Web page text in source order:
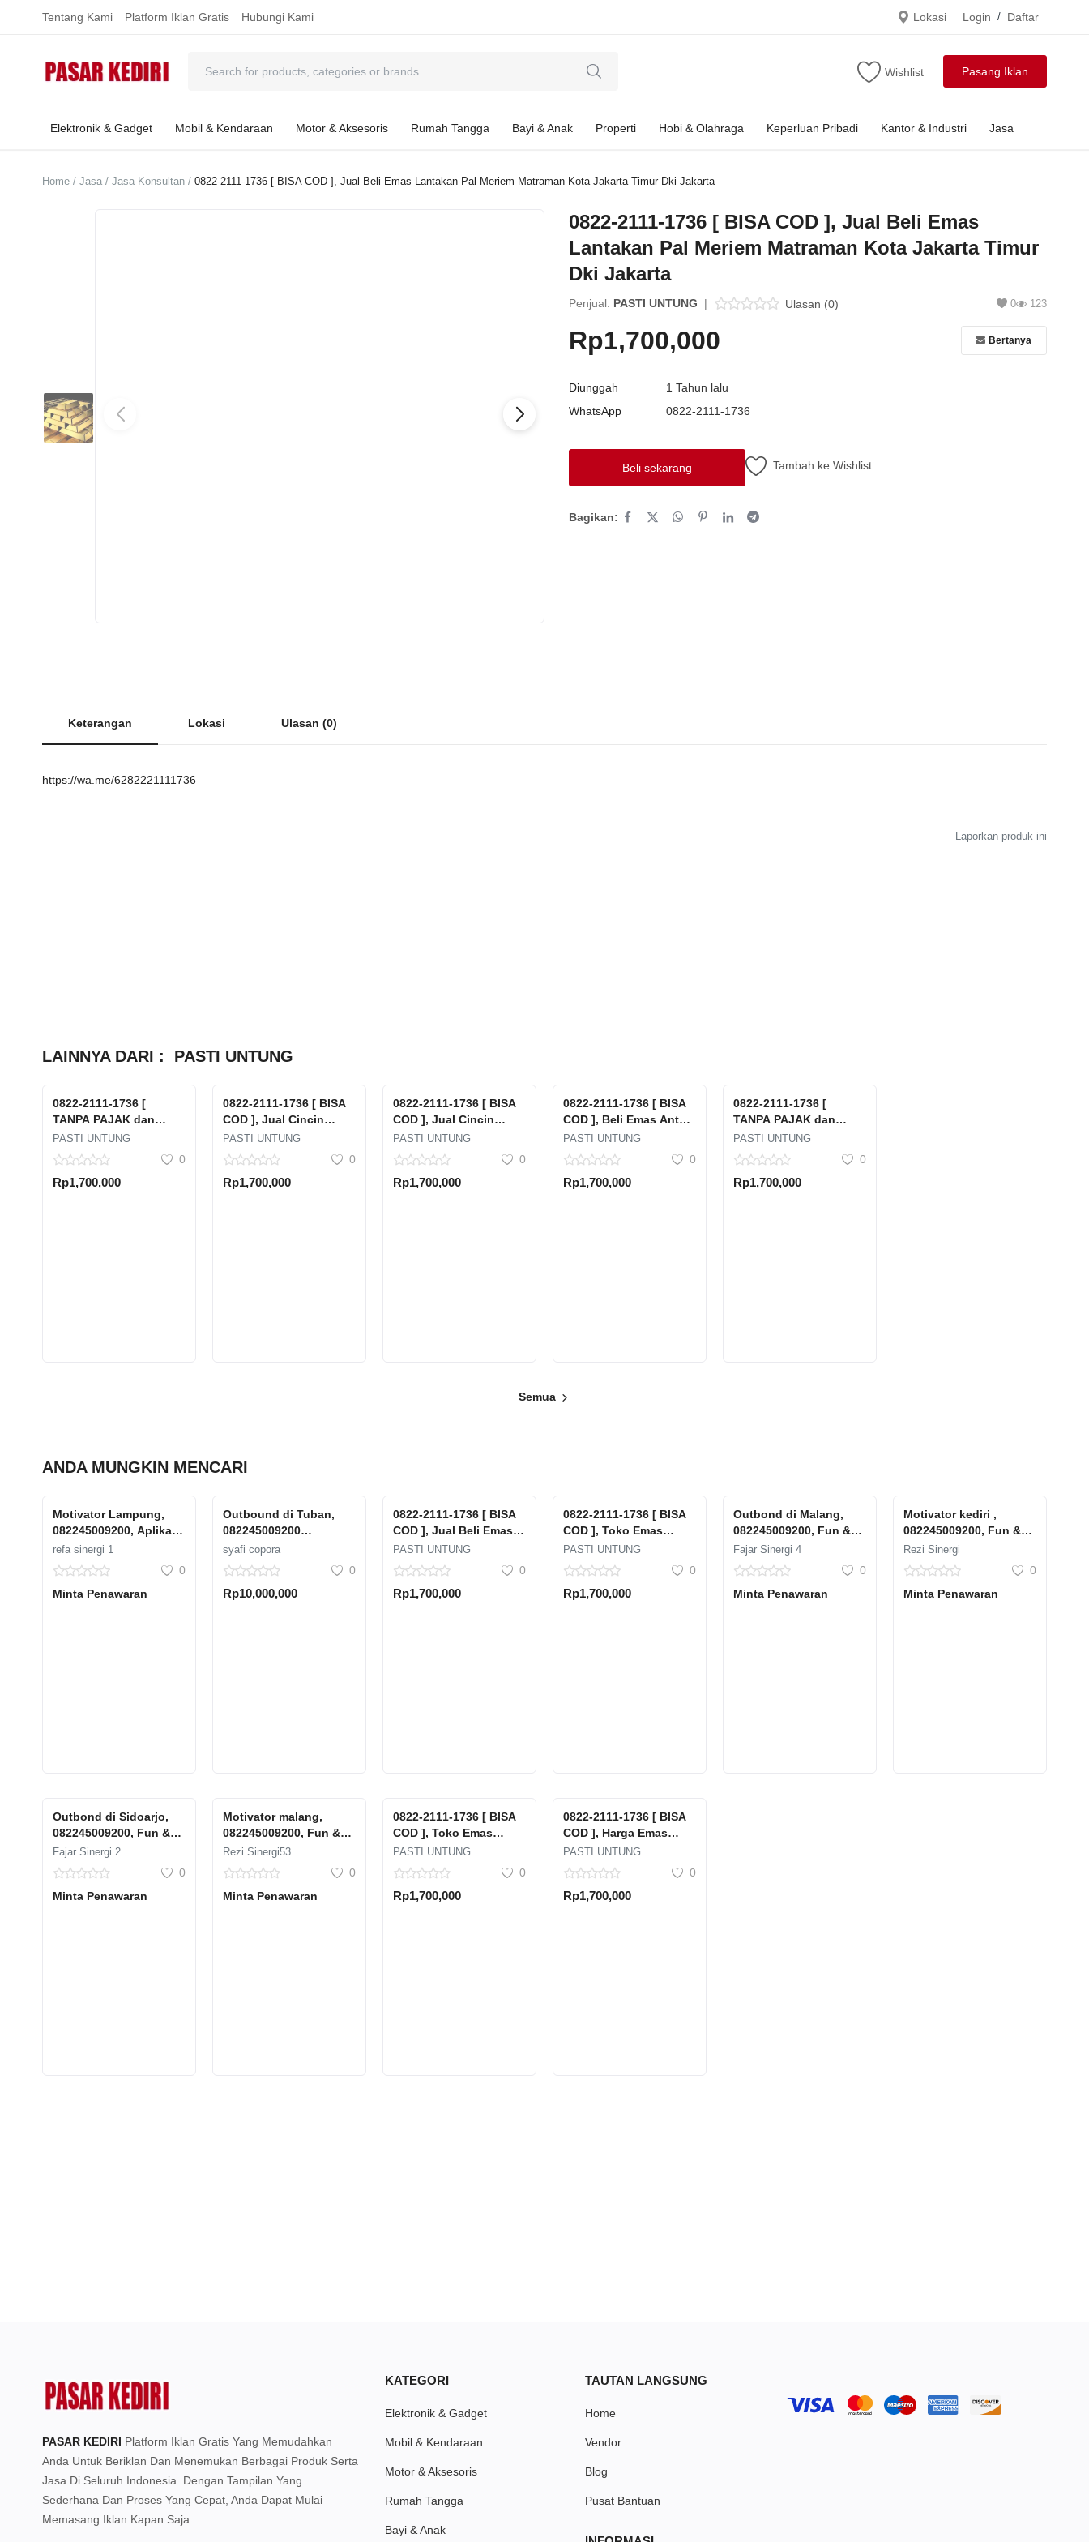
Tentang Kami Platform Iklan Gratis Hubungi Kami Lokasi Login / Daftar
Wishlist Pasang Iklan
Elektronik & Gadget Mobil & Kendaraan Motor & Aksesoris Rumah Tangga Bayi & Anak Properti Hobi & Olahraga Keperluan Pribadi Kantor & Industri Jasa
Home Jasa Jasa Konsultan 0822-2111-1736 [ BISA COD ], Jual Beli Emas Lantakan Pal Meriem Matraman Kota Jakarta Timur Dki Jakarta
0822-2111-1736 [ BISA COD ], Jual Beli Emas
Lantakan Pal Meriem Matraman Kota Jakarta Timur
Dki Jakarta
Penjual: PASTI UNTUNG | Ulasan (0) 0 123
Rp1,700,000 Bertanya
Diunggah
1 Tahun lalu
WhatsApp
0822-2111-1736
Beli sekarang Tambah ke Wishlist
Bagikan:
Keterangan Lokasi Ulasan (0)
https://wa.me/6282221111736
Laporkan produk ini
LAINNYA DARI : PASTI UNTUNG
0822-2111-1736 [
TANPA PAJAK dan
POTONGAN ], Tempat
Jual Beli Emas Antam
Terdekat Jawa Tengah
Kabupaten Batang
PASTI UNTUNG
0
Rp1,700,000
0822-2111-1736 [ BISA
COD ], Jual Cincin
Emas Rusak Tanpa
Surat Pasar Manggis
Setia Budi Kota Jakarta
Selatan Dki Jakarta
PASTI UNTUNG
0
Rp1,700,000
0822-2111-1736 [ BISA
COD ], Jual Cincin
Emas Rusak Tanpa
Surat Karet Setia Budi
Kota Jakarta Selatan
Dki Jakarta
PASTI UNTUNG
0
Rp1,700,000
0822-2111-1736 [ BISA
COD ], Beli Emas Antam
Dimana Pulau Tidung
Kepulauan Seribu
Selatan Kabupaten
Kepulauan Seribu Dki
PASTI UNTUNG
0
Rp1,700,000
0822-2111-1736 [
TANPA PAJAK dan
POTONGAN ], Tempat
Jual Beli Emas Antam
Terdekat Jawa Tengah
Kabupaten Batang
PASTI UNTUNG
0
Rp1,700,000
Semua
ANDA MUNGKIN MENCARI
Motivator Lampung,
082245009200, Aplikatif
& Inovatif, Dian Saputra
refa sinergi 1
0
Minta Penawaran
Outbound di Tuban,
082245009200
syafi copora
0
Rp10,000,000
0822-2111-1736 [ BISA
COD ], Jual Beli Emas
Lantakan Pisangan
Baru Matraman Kota
Jakarta Timur Dki
Jakarta
PASTI UNTUNG
0
Rp1,700,000
0822-2111-1736 [ BISA
COD ], Toko Emas
Terdekat Karet Setia
Budi Kota Jakarta
Selatan Dki Jakarta
PASTI UNTUNG
0
Rp1,700,000
Outbond di Malang,
082245009200, Fun &
Aplikatif, Dian Saputra
Fajar Sinergi 4
0
Minta Penawaran
Motivator kediri ,
082245009200, Fun &
Aplikatif, Dian Saputra
Rezi Sinergi
0
Minta Penawaran
Outbond di Sidoarjo,
082245009200, Fun &
Aplikatif, Dian Saputra
Fajar Sinergi 2
0
Minta Penawaran
Motivator malang,
082245009200, Fun &
Aplikatif, Dian Saputra
Rezi Sinergi53
0
Minta Penawaran
0822-2111-1736 [ BISA
COD ], Toko Emas
Terdekat Kuningan
Timur Setia Budi Kota
Jakarta Selatan Dki
Jakarta
PASTI UNTUNG
0
Rp1,700,000
0822-2111-1736 [ BISA
COD ], Harga Emas
Antam Pulau Untung
Jawa Kepulauan Seribu
Selatan Kabupaten
Kepulauan Seribu Dki
PASTI UNTUNG
0
Rp1,700,000
PASAR KEDIRI Platform Iklan Gratis Yang Memudahkan
Anda Untuk Beriklan Dan Menemukan Berbagai Produk Serta
Jasa Di Seluruh Indonesia. Dengan Tampilan Yang
Sederhana Dan Proses Yang Cepat, Anda Dapat Mulai
Memasang Iklan Kapan Saja.
KATEGORI
Elektronik & Gadget
Mobil & Kendaraan
Motor & Aksesoris
Rumah Tangga
Bayi & Anak
TAUTAN LANGSUNG
Home
Vendor
Blog
Pusat Bantuan